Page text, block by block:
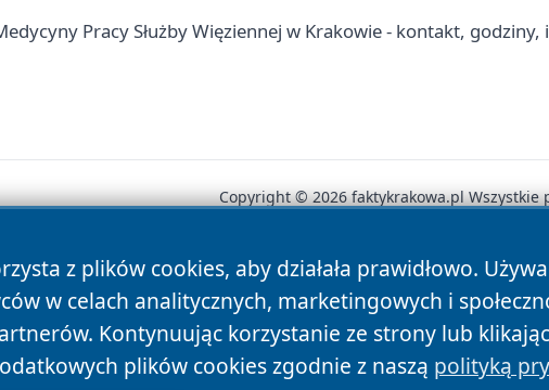
Pracy Służby Więziennej w Krakowie - kontakt,
z plików cookies, aby działała prawidłowo.
w celach analitycznych, marketingowych i
Kontynuując korzystanie ze strony lub
plików cookies zgodnie z naszą polityką
Copyright © 2026 faktykrakowa.pl Wszystkie
News Autorzy Polityka Prywatności